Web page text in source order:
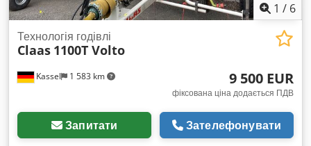
1 / 6
Kassel 1 583 km
Технологія годівлі
Claas 1100T Volto
9 500 EUR
фіксована ціна додається ПДВ
Запитати Зателефонувати